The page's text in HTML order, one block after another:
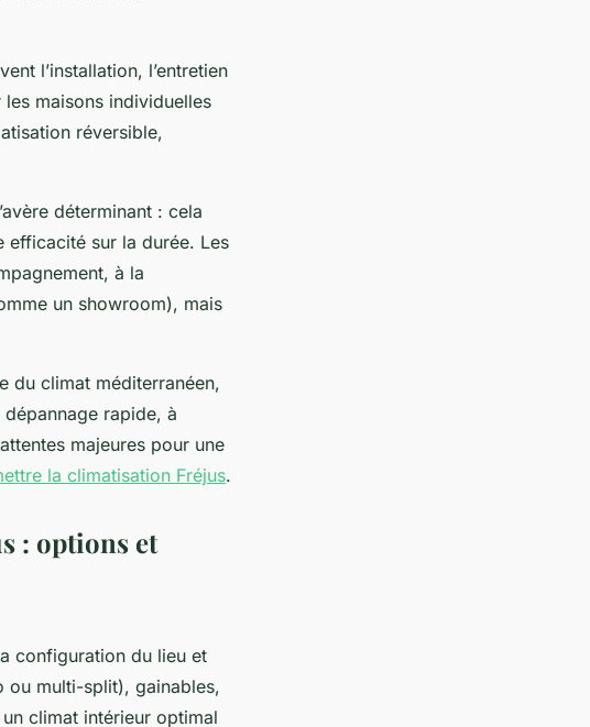
l’installation, l’entretien
maisons individuelles
réversible,
déterminant : cela
efficacité sur la durée. Les
à la
un showroom), mais
du climat méditerranéen,
rapide, à
majeures pour une
la climatisation Fréjus.
: options et
configuration du lieu et
ou multi-split), gainables,
climat intérieur optimal